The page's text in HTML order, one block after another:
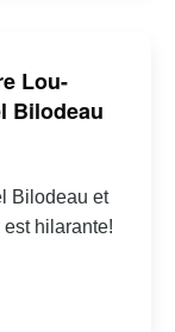
Lou-
Bilodeau
Bilodeau et
hilarante!